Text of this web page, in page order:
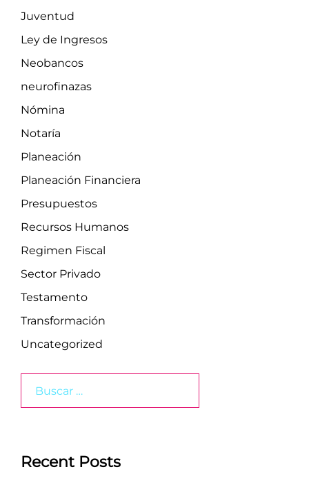
Juventud
Ley de Ingresos
Neobancos
neurofinazas
Nómina
Notaría
Planeación
Planeación Financiera
Presupuestos
Recursos Humanos
Regimen Fiscal
Sector Privado
Testamento
Transformación
Uncategorized
Recent Posts